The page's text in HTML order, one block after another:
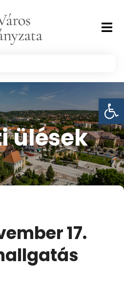
ülések​
17.